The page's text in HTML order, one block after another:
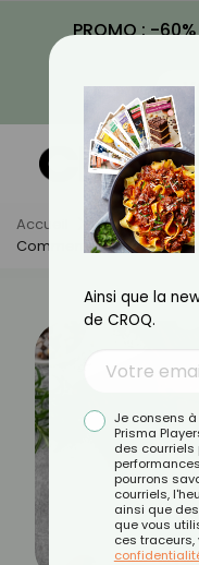
PROMO : -
Accueil Actus
Comment Bien Cuire Le
Ainsi que la
de CROQ.
Je consens
Prisma
des courriels
pourrons
courriels,
ainsi que
que vous
ces traceurs,